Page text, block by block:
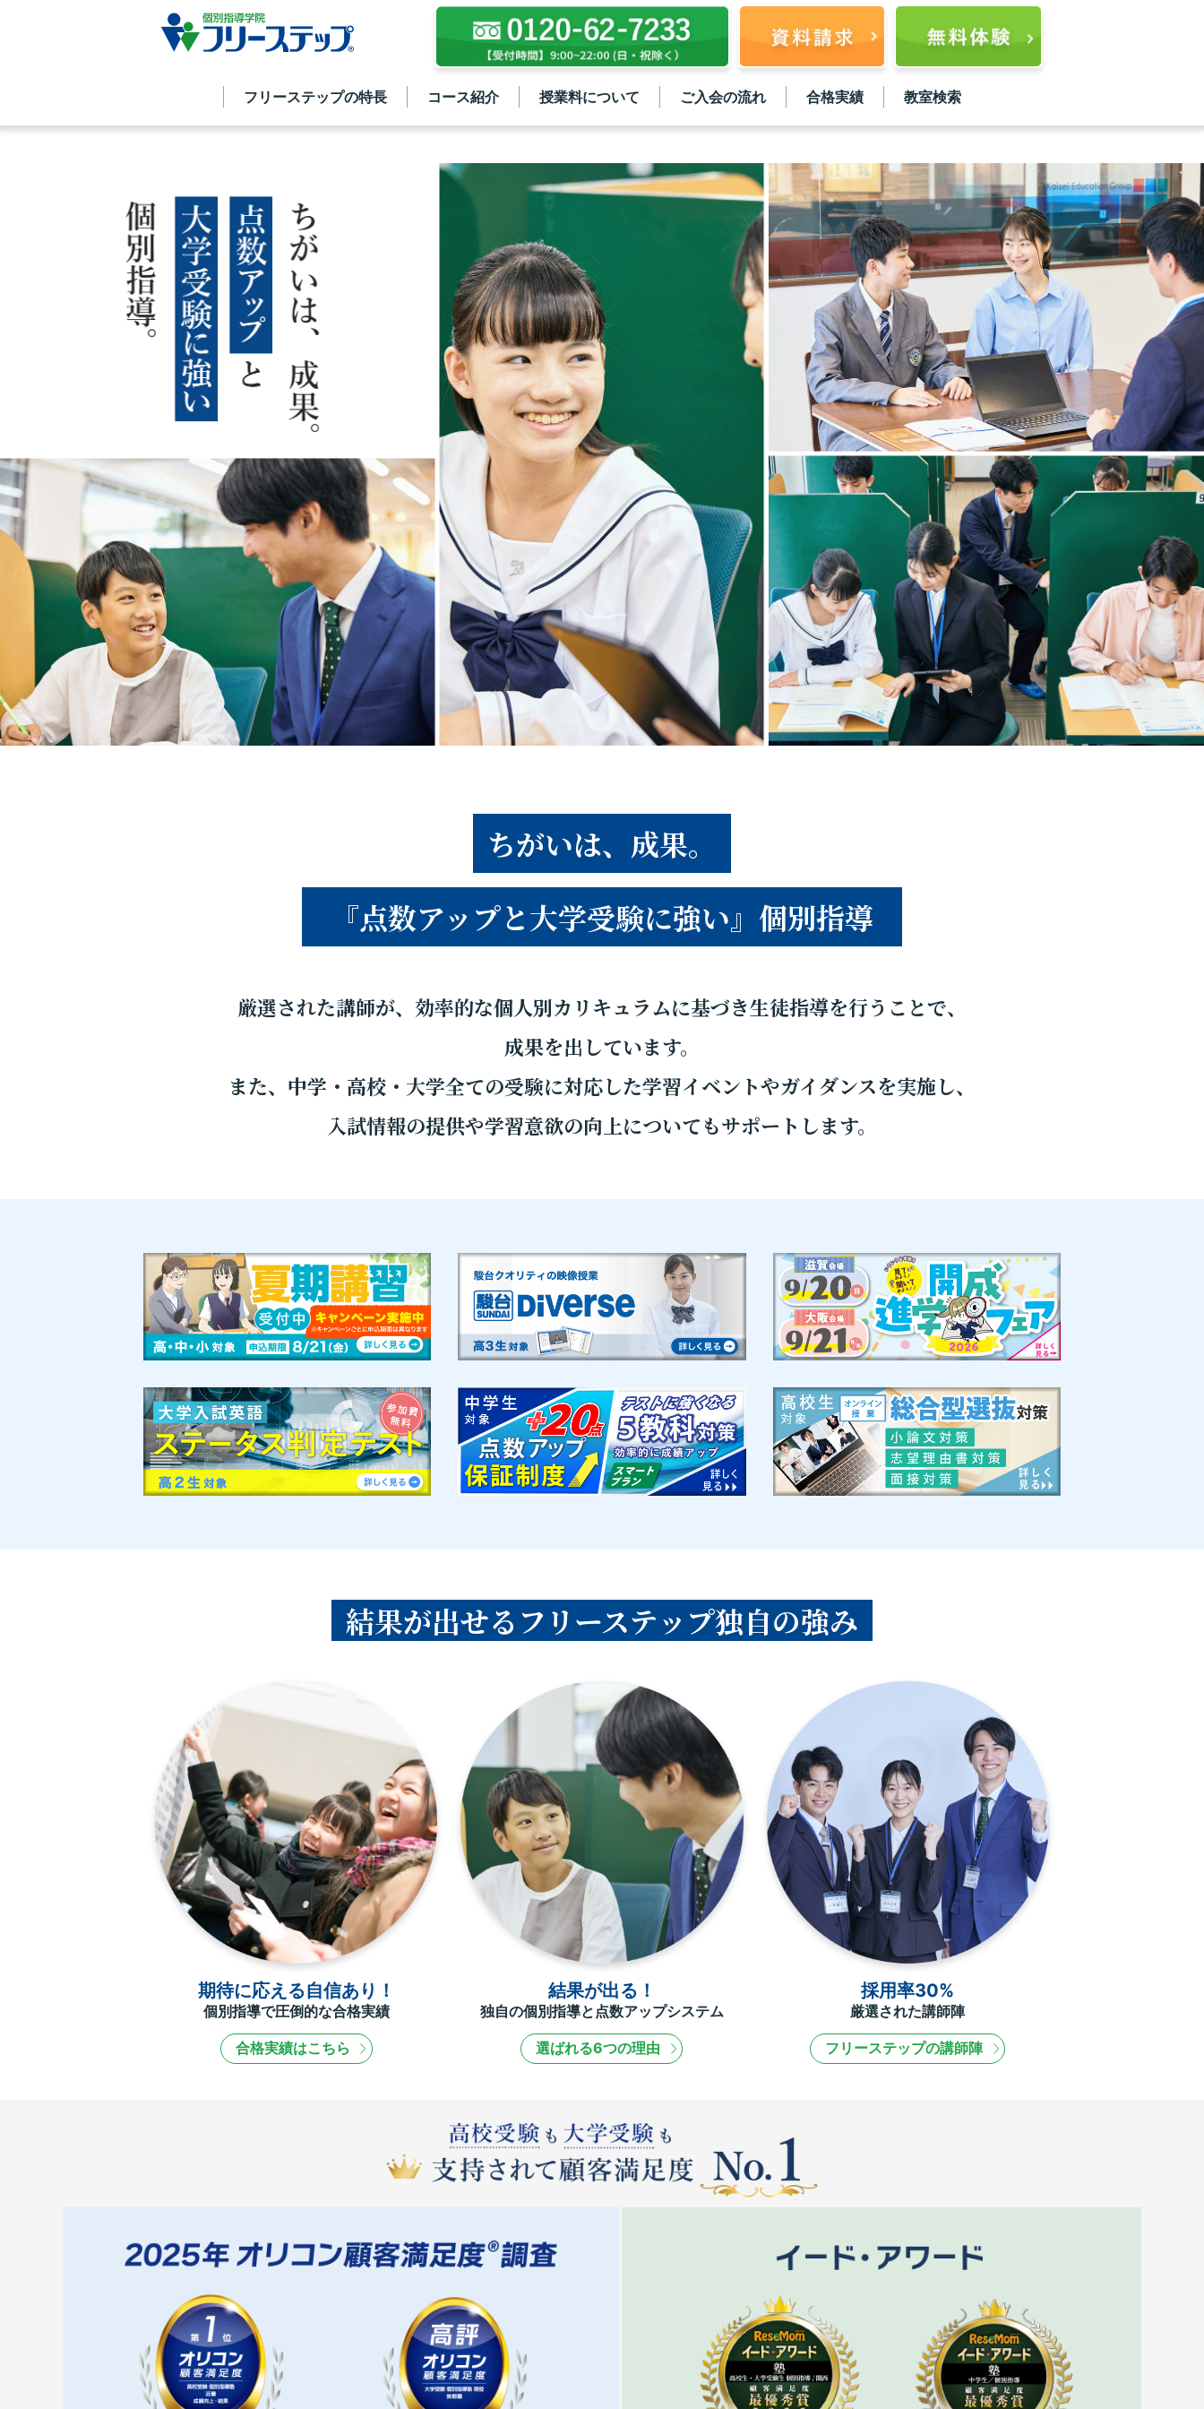
フリーステップの特長 コース紹介 授業料について ご入会の流れ 合格実績 教室検索
ちがいは、成果。
『点数アップと大学受験に強い』 個別指導
厳選された講師が、効率的な個人別カリキュラムに基づき生徒指導を行うことで、
成果を出しています。
また、中学・高校・大学全ての受験に対応した学習イベントやガイダンスを実施し、
入試情報の提供や学習意欲の向上についてもサポートします。
結果が出せるフリーステップ独自の強み
期待に応える自信あり！
個別指導で圧倒的な合格実績
合格実績はこちら
結果が出る！
独自の個別指導と点数アップシステム
選ばれる6つの理由
採用率30%
厳選された講師陣
フリーステップの講師陣